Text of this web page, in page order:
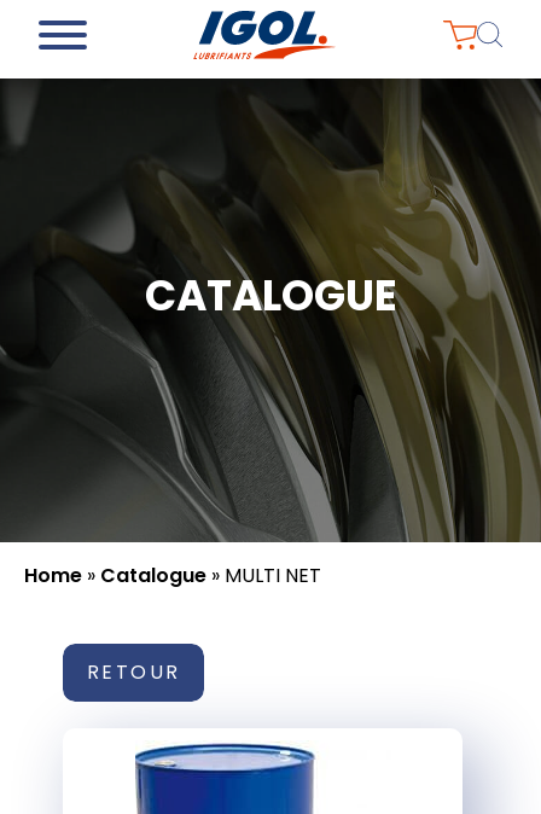
CATALOGUE
Home » Catalogue » MULTI NET
RETOUR